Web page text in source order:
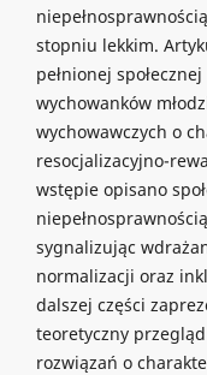
stopniu lekkim.
pełnionej
wychowanków
wychowawczych o
resocjalizacyjno-
wstępie opisano
sygnalizując
normalizacji oraz
dalszej części
teoretyczny
rozwiązań o